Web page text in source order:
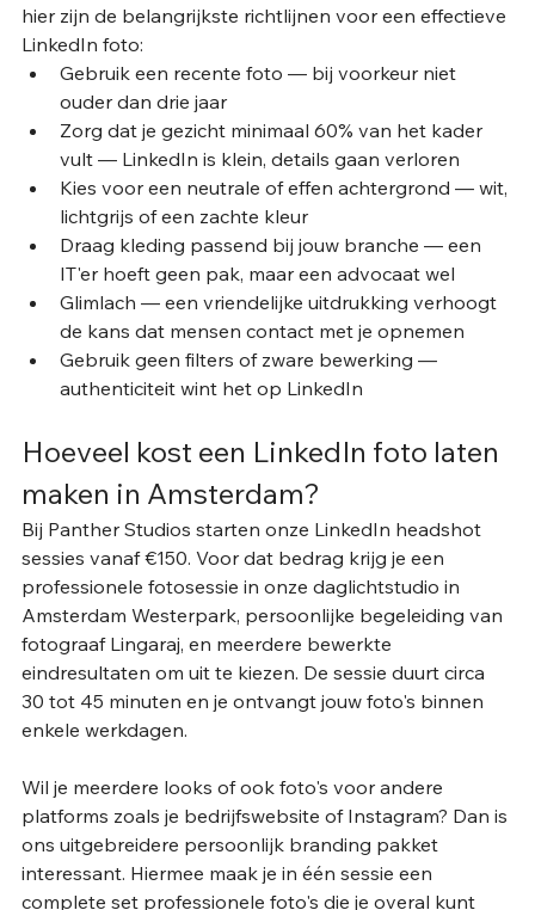
hier zijn de belangrijkste richtlijnen voor een effectieve
LinkedIn foto:
Gebruik een recente foto — bij voorkeur niet
ouder dan drie jaar
Zorg dat je gezicht minimaal 60% van het kader
vult — LinkedIn is klein, details gaan verloren
Kies voor een neutrale of effen achtergrond — wit,
lichtgrijs of een zachte kleur
Draag kleding passend bij jouw branche — een
IT'er hoeft geen pak, maar een advocaat wel
Glimlach — een vriendelijke uitdrukking verhoogt
de kans dat mensen contact met je opnemen
Gebruik geen filters of zware bewerking —
authenticiteit wint het op LinkedIn
Hoeveel kost een LinkedIn foto laten
maken in Amsterdam?
Bij Panther Studios starten onze LinkedIn headshot
sessies vanaf €150. Voor dat bedrag krijg je een
professionele fotosessie in onze daglichtstudio in
Amsterdam Westerpark, persoonlijke begeleiding van
fotograaf Lingaraj, en meerdere bewerkte
eindresultaten om uit te kiezen. De sessie duurt circa
30 tot 45 minuten en je ontvangt jouw foto's binnen
enkele werkdagen.
Wil je meerdere looks of ook foto's voor andere
platforms zoals je bedrijfswebsite of Instagram? Dan is
ons uitgebreidere persoonlijk branding pakket
interessant. Hiermee maak je in één sessie een
complete set professionele foto's die je overal kunt